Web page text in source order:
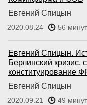
Евгений Спицын
2020.08.24 56 минут
Евгений Спицын.
Берлинский кризис,
конституирование
Евгений Спицын
2020.09.21 49 минут